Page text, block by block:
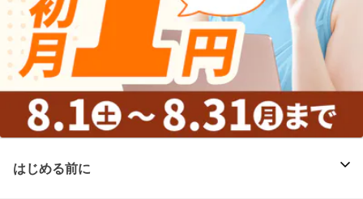
はじめる前に